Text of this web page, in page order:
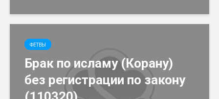
ФЕТВЫ
Брак по исламу (Корану)
без регистрации по закону